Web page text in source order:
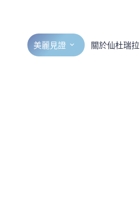
美麗見證 關於仙杜瑞拉